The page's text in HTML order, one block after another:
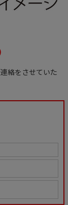
絡をさせていた